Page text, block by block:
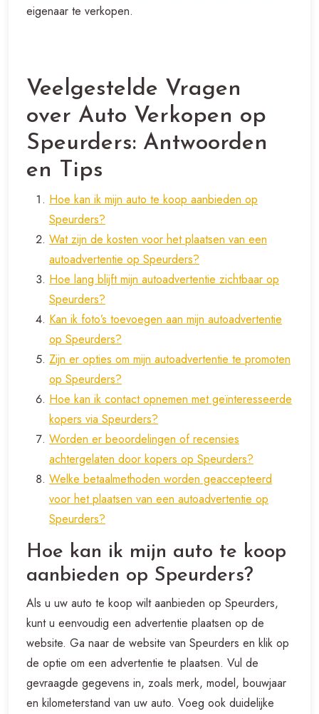
eigenaar te verkopen.
Veelgestelde Vragen
over Auto Verkopen op
Speurders: Antwoorden
en Tips
Hoe kan ik mijn auto te koop aanbieden op
Speurders?
Wat zijn de kosten voor het plaatsen van een
autoadvertentie op Speurders?
Hoe lang blijft mijn autoadvertentie zichtbaar op
Speurders?
Kan ik foto’s toevoegen aan mijn autoadvertentie
op Speurders?
Zijn er opties om mijn autoadvertentie te promoten
op Speurders?
Hoe kan ik contact opnemen met geïnteresseerde
kopers via Speurders?
Worden er beoordelingen of recensies
achtergelaten door kopers op Speurders?
Welke betaalmethoden worden geaccepteerd
voor het plaatsen van een autoadvertentie op
Speurders?
Hoe kan ik mijn auto te koop
aanbieden op Speurders?
Als u uw auto te koop wilt aanbieden op Speurders,
kunt u eenvoudig een advertentie plaatsen op de
website. Ga naar de website van Speurders en klik op
de optie om een advertentie te plaatsen. Vul de
gevraagde gegevens in, zoals merk, model, bouwjaar
en kilometerstand van uw auto. Voeg ook duidelijke